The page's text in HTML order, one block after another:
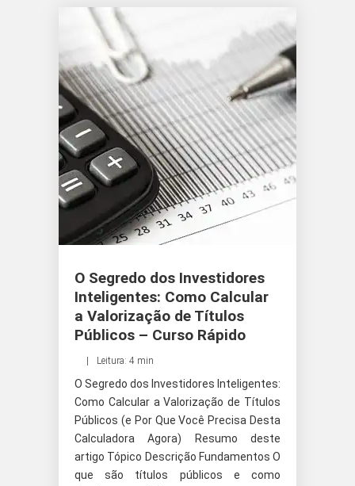
O Segredo dos Investidores
Inteligentes: Como Calcular
a Valorização de Títulos
Públicos – Curso Rápido
Leitura: 4 min
O Segredo dos Investidores Inteligentes:
Como Calcular a Valorização de Títulos
Públicos (e Por Que Você Precisa Desta
Calculadora Agora) Resumo deste
artigo Tópico Descrição Fundamentos O
que são títulos públicos e como